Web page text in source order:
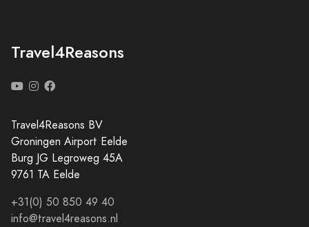
Travel4Reasons
Travel4Reasons BV
Groningen Airport Eelde
Burg JG Legroweg 45A
9761 TA Eelde
+31(0) 50 850 49 40
info@travel4reasons.nl